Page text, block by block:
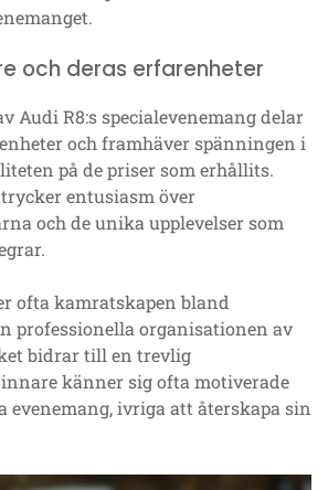
och deras erfarenheter
Audi R8:s specialevenemang delar
och framhäver spänningen i
på de priser som erhållits.
entusiasm över
och de unika upplevelser som
ofta kamratskapen bland
professionella organisationen av
bidrar till en trevlig
känner sig ofta motiverade
evenemang, ivriga att återskapa sin